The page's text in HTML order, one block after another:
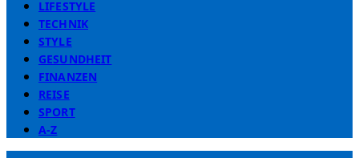
LIFESTYLE
TECHNIK
STYLE
GESUNDHEIT
FINANZEN
REISE
SPORT
A-Z